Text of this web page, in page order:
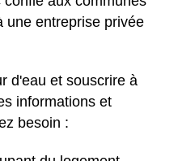
une entreprise privée
d'eau et souscrire à
informations et
besoin :